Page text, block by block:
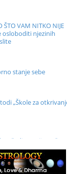
VAM NITKO NIJE
osloboditi njezinih
stanje sebe
„Škole za
dimenzija Online –